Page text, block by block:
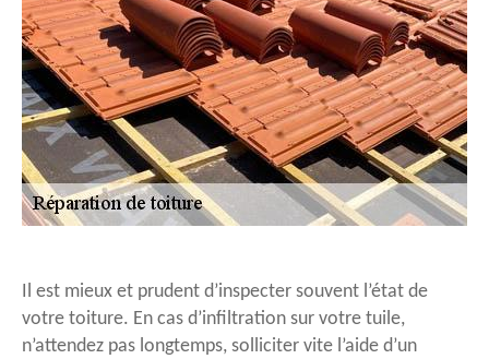
Il est mieux et prudent d’inspecter souvent l’état de
votre toiture. En cas d’infiltration sur votre tuile,
n’attendez pas longtemps, solliciter vite l’aide d’un